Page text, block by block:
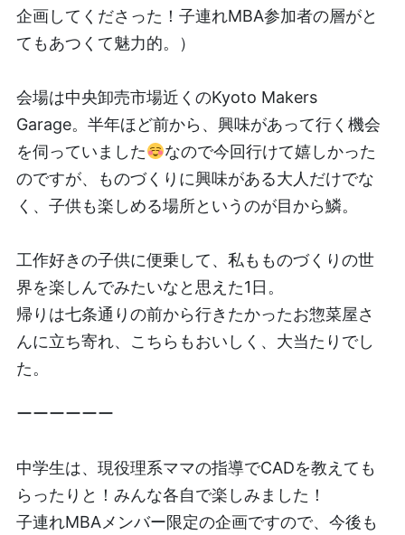
企画してくださった！子連れMBA参加者の層がと
てもあつくて魅力的。）
会場は中央卸売市場近くのKyoto Makers
Garage。半年ほど前から、興味があって行く機会
を伺っていました
なので今回行けて嬉しかった
のですが、ものづくりに興味がある大人だけでな
く、子供も楽しめる場所というのが目から鱗。
工作好きの子供に便乗して、私もものづくりの世
界を楽しんでみたいなと思えた1日。
帰りは七条通りの前から行きたかったお惣菜屋さ
んに立ち寄れ、こちらもおいしく、大当たりでし
た。
ーーーーーー
中学生は、現役理系ママの指導でCADを教えても
らったりと！みんな各自で楽しみました！
子連れMBAメンバー限定の企画ですので、今後も